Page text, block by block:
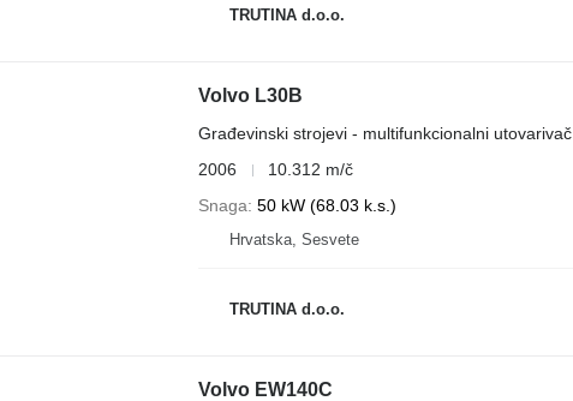
TRUTINA d.o.o.
Volvo L30B
Građevinski strojevi - multifunkcionalni utovarivač
2006
10.312 m/č
Snaga 50 kW (68.03 k.s.)
Hrvatska, Sesvete
TRUTINA d.o.o.
Volvo EW140C